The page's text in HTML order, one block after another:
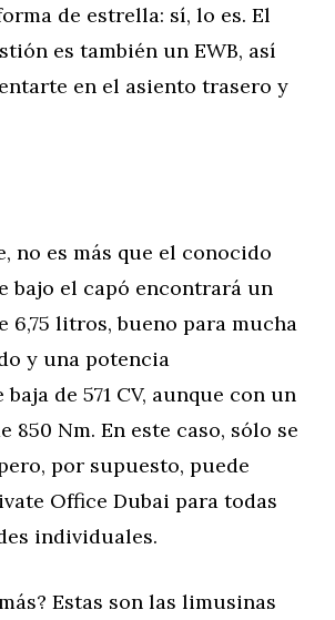
de estrella: sí, lo es. El
es también un EWB, así
en el asiento trasero y
no es más que el conocido
bajo el capó encontrará un
6,75 litros, bueno para mucha
y una potencia
de 571 CV, aunque con un
850 Nm. En este caso, sólo se
por supuesto, puede
Office Dubai para todas
individuales.
Estas son las limusinas